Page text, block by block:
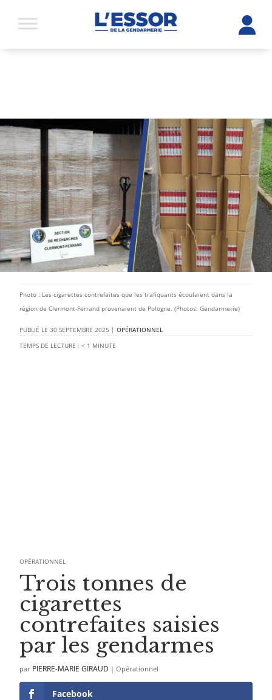
Photo : Les cigarettes contrefaites que les trafiquants écoulaient dans la
région de Clermont-Ferrand provenaient de Pologne. (Photos: Gendarmerie)
30 SEPTEMBRE 2025 |OPÉRATIONNEL
TEMPS DE LECTURE : < 1 MINUTE
OPÉRATIONNEL
Trois tonnes de
cigarettes
contrefaites saisies
par les gendarmes
par PIERRE-MARIE GIRAUD |Opérationnel
Facebook